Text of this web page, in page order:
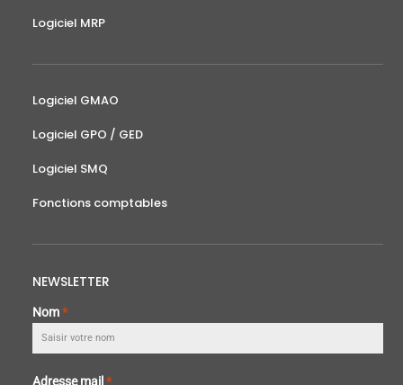
Logiciel MRP
Logiciel GMAO
Logiciel GPO / GED
Logiciel SMQ
Fonctions comptables
NEWSLETTER
Nom*
Adresse mail*